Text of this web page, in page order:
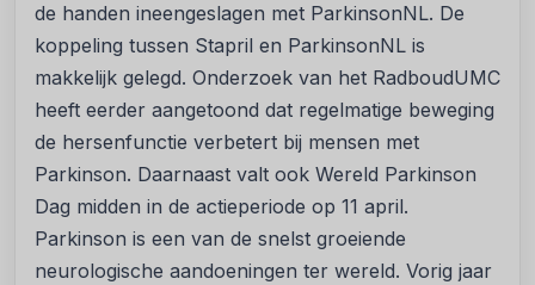
de handen ineengeslagen met ParkinsonNL. De
koppeling tussen Stapril en ParkinsonNL is
makkelijk gelegd. Onderzoek van het RadboudUMC
heeft eerder aangetoond dat regelmatige beweging
de hersenfunctie verbetert bij mensen met
Parkinson. Daarnaast valt ook Wereld Parkinson
Dag midden in de actieperiode op 11 april.
Parkinson is een van de snelst groeiende
neurologische aandoeningen ter wereld. Vorig jaar